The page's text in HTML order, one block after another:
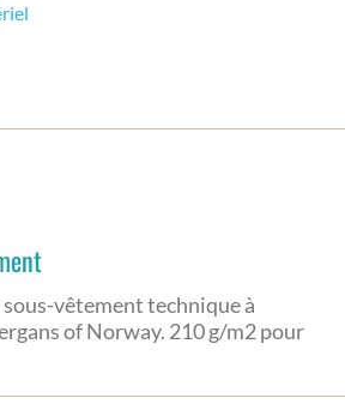
vêtement technique à
of Norway. 210 g/m2 pour